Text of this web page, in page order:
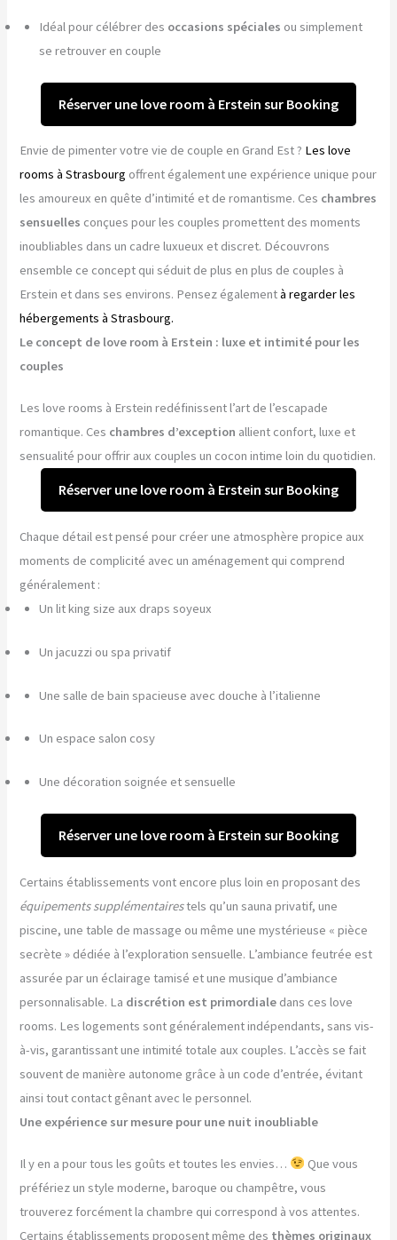
Idéal pour célébrer des occasions spéciales ou simplement
se retrouver en couple
Réserver une love room à Erstein sur Booking
Envie de pimenter votre vie de couple en Grand Est ? Les love
rooms à Strasbourg offrent également une expérience unique pour
les amoureux en quête d’intimité et de romantisme. Ces chambres
sensuelles conçues pour les couples promettent des moments
inoubliables dans un cadre luxueux et discret. Découvrons
ensemble ce concept qui séduit de plus en plus de couples à
Erstein et dans ses environs. Pensez égalementà regarder les
hébergements à Strasbourg.
Le concept de love room à Erstein : luxe et intimité pour les
couples
Les love rooms à Erstein redéfinissent l’art de l’escapade
romantique. Ces chambres d’exception allient confort, luxe et
sensualité pour offrir aux couples un cocon intime loin du quotidien.
Réserver une love room à Erstein sur Booking
Chaque détail est pensé pour créer une atmosphère propice aux
moments de complicité avec un aménagement qui comprend
généralement :
Un lit king size aux draps soyeux
Un jacuzzi ou spa privatif
Une salle de bain spacieuse avec douche à l’italienne
Un espace salon cosy
Une décoration soignée et sensuelle
Réserver une love room à Erstein sur Booking
Certains établissements vont encore plus loin en proposant des
équipements supplémentairestels qu’un sauna privatif, une
piscine, une table de massage ou même une mystérieuse « pièce
secrète » dédiée à l’exploration sensuelle. L’ambiance feutrée est
assurée par un éclairage tamisé et une musique d’ambiance
personnalisable. La discrétion est primordiale dans ces love
rooms. Les logements sont généralement indépendants, sans vis-
à-vis, garantissant une intimité totale aux couples. L’accès se fait
souvent de manière autonome grâce à un code d’entrée, évitant
ainsi tout contact gênant avec le personnel.
Une expérience sur mesure pour une nuit inoubliable
Il y en a pour tous les goûts et toutes les envies…
Que vous
préfériez un style moderne, baroque ou champêtre, vous
trouverez forcément la chambre qui correspond à vos attentes.
Certains établissements proposent même des thèmes originaux